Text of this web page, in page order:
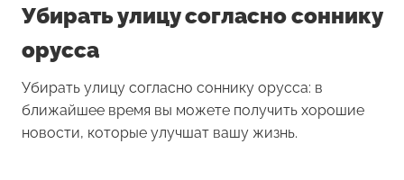
Убирать улицу согласно соннику
орусса
Убирать улицу согласно соннику орусса: в
ближайшее время вы можете получить хорошие
новости, которые улучшат вашу жизнь.